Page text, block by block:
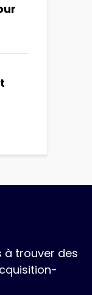
à trouver des